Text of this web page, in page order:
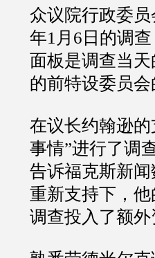
众议院行政委
年1月6日的调
面板是调查当
的前特设委员会
在议长约翰逊
事情”进行了调
告诉福克斯新闻
重新支持下，
调查投入了额外